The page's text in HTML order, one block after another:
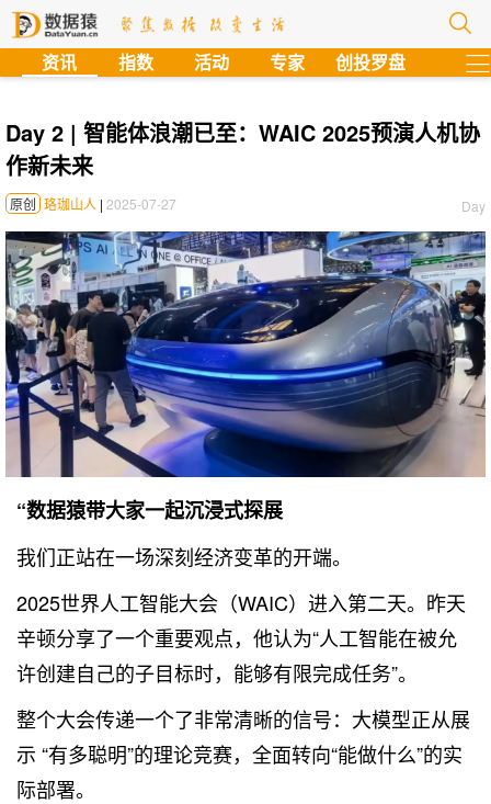
资讯 指数 活动 专家 创投罗盘
Day 2 | 智能体浪潮已至：WAIC 2025预演人机协
作新未来
Day
原创 珞珈山人 | 2025-07-27
“数据猿带大家一起沉浸式探展
我们正站在一场深刻经济变革的开端。
2025世界人工智能大会（WAIC）进入第二天。昨天
辛顿分享了一个重要观点，他认为“人工智能在被允
许创建自己的子目标时，能够有限完成任务”。
整个大会传递一个了非常清晰的信号：大模型正从展
示 “有多聪明”的理论竞赛，全面转向“能做什么”的实
际部署。